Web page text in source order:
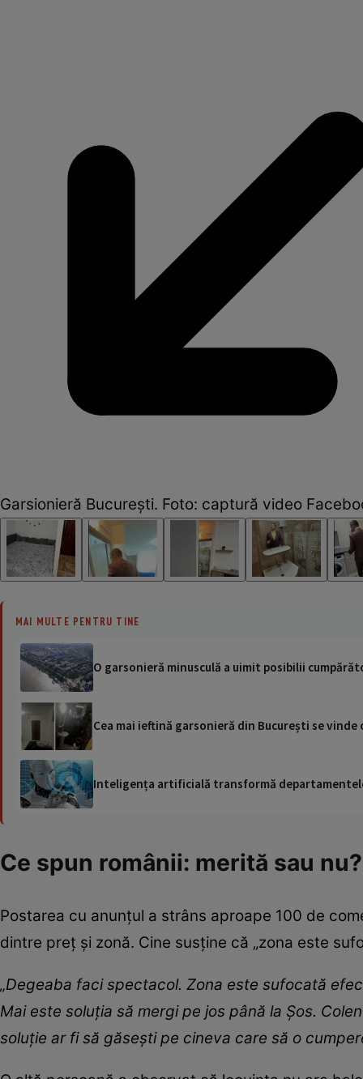
Garsionieră București. Foto: captură video
MAI MULTE PENTRU TINE
O garsonieră minusculă a uimit posibilii
Cea mai ieftină garsonieră din București se
Inteligența artificială transformă
Ce spun românii: merită sau nu?
Postarea cu anunțul a strâns aproape 100 de
dintre preț și zonă. Cine susține că „zona este
„Degeaba faci spectacol. Zona este sufocată
Mai este soluția să mergi pe jos până la Șos.
soluție ar fi să găsești pe cineva care să o